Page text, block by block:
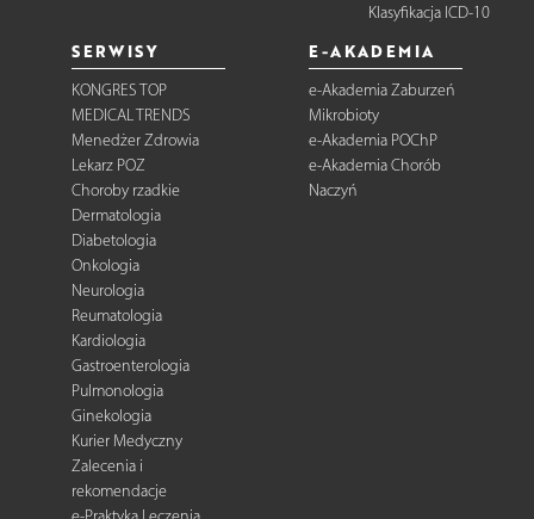
Klasyfikacja ICD-10
SERWISY
KONGRES TOP
MEDICAL TRENDS
Menedżer Zdrowia
Lekarz POZ
Choroby rzadkie
Dermatologia
Diabetologia
Onkologia
Neurologia
Reumatologia
Kardiologia
Gastroenterologia
Pulmonologia
Ginekologia
Kurier Medyczny
Zalecenia i
rekomendacje
E-AKADEMIA
e-Akademia Zaburzeń
Mikrobioty
e-Akademia POChP
e-Akademia Chorób
Naczyń